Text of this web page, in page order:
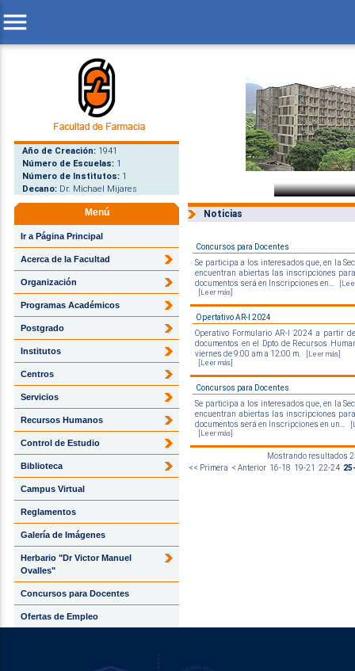
menu
Año de Creación: 1941
Número de Escuelas: 1
Número de Institutos: 1
Decano: Dr. Michael Mijares
Menú
Ir a Página Principal
Acerca de la Facultad
Organización
Programas Académicos
Postgrado
Institutos
Centros
Servicios
Recursos Humanos
Control de Estudio
Biblioteca
Campus Virtual
Reglamentos
Galería de Imágenes
Herbario "Dr Victor Manuel
Ovalles"
Concursos para Docentes
Ofertas de Empleo
Noticias
Concursos para Docentes
Se participa a los interesados que, en la
encuentran abiertas las inscripciones
documentos será en Inscripciones en...
[Leer más]
Opertativo AR-I 2024
Operativo Formulario AR-I 2024 a partir
documentos en el Dpto de Recursos
viernes de 9:00 am a 12:00 m.
[Leer más]
[Leer más]
Concursos para Docentes
Se participa a los interesados que, en la
encuentran abiertas las inscripciones
documentos será en Inscripciones en un...
[Leer más]
Mostrando resultados
<< Primera < Anterior 16-18 19-21 22-24